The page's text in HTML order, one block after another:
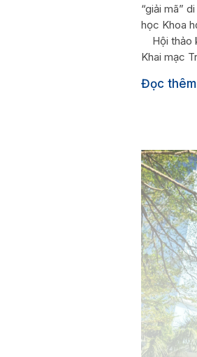
“giải mã”
học Khoa
Hội thảo
Khai mạc
Đọc thêm